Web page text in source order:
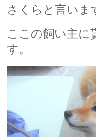
さくらと言いま
ここの飼い主に
す。